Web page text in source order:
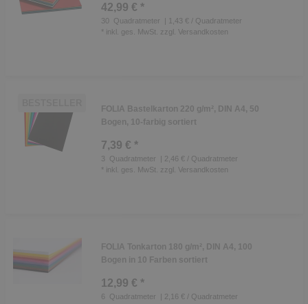
42,99 € *
30 Quadratmeter
| 1,43 € / Quadratmeter
* inkl. ges. MwSt. zzgl. Versandkosten
FOLIA Bastelkarton 220 g/m², DIN A4, 50
Bogen, 10-farbig sortiert
7,39 € *
3 Quadratmeter
| 2,46 € / Quadratmeter
* inkl. ges. MwSt. zzgl. Versandkosten
FOLIA Tonkarton 180 g/m², DIN A4, 100
Bogen in 10 Farben sortiert
12,99 € *
6 Quadratmeter
| 2,16 € / Quadratmeter